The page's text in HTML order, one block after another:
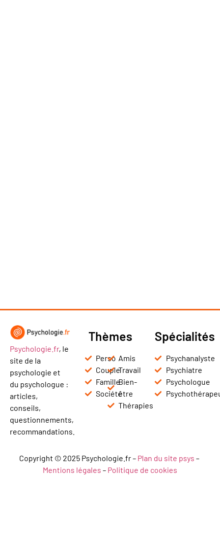
Psychologie.fr, le
site de la
psychologie et
du psychologue :
articles,
conseils,
questionnements,
recommandations.
Thèmes
Perso
Couple
Famille
Société
Amis
Travail
Bien-
être
Thérapies
Spécialités
Psychanalyste
Psychiatre
Psychologue
Copyright © 2025 Psychologie.fr – Plan du site psys –
Mentions légales – Politique de cookies